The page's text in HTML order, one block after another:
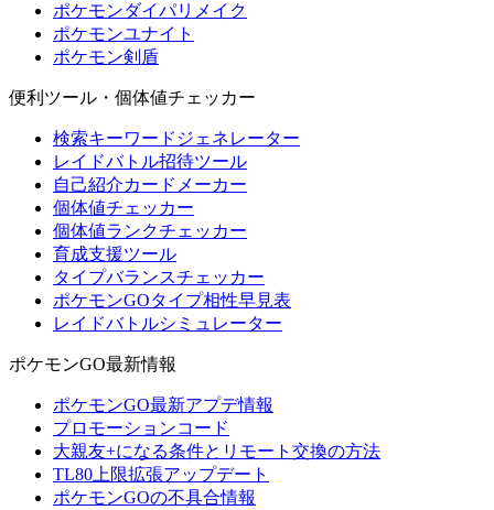
ポケモンダイパリメイク
ポケモンユナイト
ポケモン剣盾
便利ツール・個体値チェッカー
検索キーワードジェネレーター
レイドバトル招待ツール
自己紹介カードメーカー
個体値チェッカー
個体値ランクチェッカー
育成支援ツール
タイプバランスチェッカー
ポケモンGOタイプ相性早見表
レイドバトルシミュレーター
ポケモンGO最新情報
ポケモンGO最新アプデ情報
プロモーションコード
大親友+になる条件とリモート交換の方法
TL80上限拡張アップデート
ポケモンGOの不具合情報